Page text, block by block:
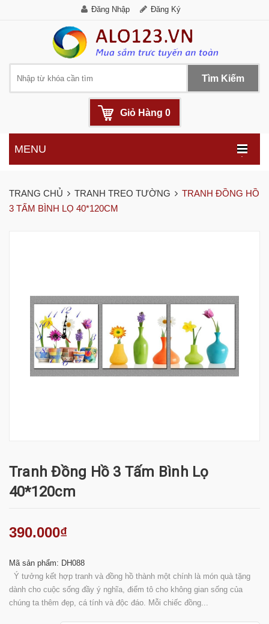
Đăng Nhập Đăng Ký
Tìm Kiếm
Giỏ Hàng 0
.
MENU
TRANG CHỦ TRANH TREO TƯỜNG
TRANH ĐỒNG HỒ
3 TẤM BÌNH LỌ 40*120CM
Tranh Đồng Hồ 3 Tấm Bình Lọ
40*120cm
390.000₫
Mã sản phẩm: DH088
Ý tưởng kết hợp tranh và đồng hồ thành một chính là món quà tặng
dành cho cuộc sống đầy ý nghĩa, điểm tô cho không gian sống của
chúng ta thêm đẹp, cá tính và độc đáo. Mỗi chiếc đồng...